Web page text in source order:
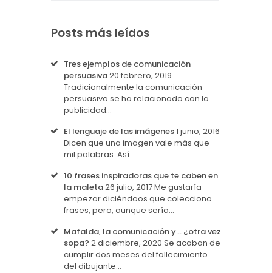
Posts más leídos
Tres ejemplos de comunicación
persuasiva20 febrero, 2019
Tradicionalmente la comunicación
persuasiva se ha relacionado con la
publicidad…
El lenguaje de las imágenes1 junio, 2016
Dicen que una imagen vale más que
mil palabras. Así…
10 frases inspiradoras que te caben en
la maleta26 julio, 2017Me gustaría
empezar diciéndoos que colecciono
frases, pero, aunque sería…
Mafalda, la comunicación y… ¿otra vez
sopa? 2 diciembre, 2020 Se acaban de
cumplir dos meses del fallecimiento
del dibujante…